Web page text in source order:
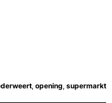
opening supermarkt